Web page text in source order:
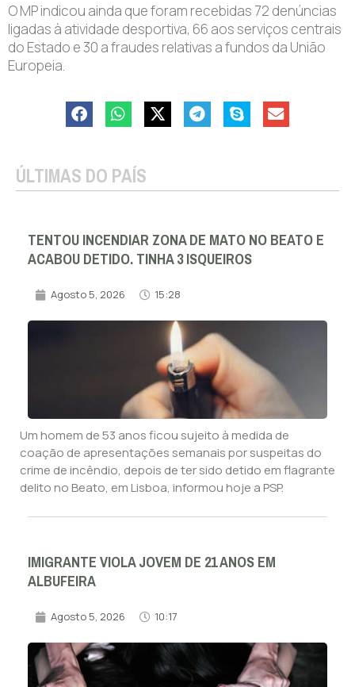
O MP indicou ainda que foram recebidas 72 denúncias
ligadas à atividade desportiva, 66 aos serviços centrais
do Estado e 30 a fraudes relativas a fundos da União
Europeia.
ÚLTIMAS DO PAÍS
TENTOU INCENDIAR ZONA DE MATO NO BEATO E
ACABOU DETIDO. TINHA 3 ISQUEIROS
Agosto 5, 2026 15:28
Um homem de 53 anos ficou sujeito à medida de
coação de apresentações semanais por suspeitas do
crime de incêndio, depois de ter sido detido em flagrante
delito no Beato, em Lisboa, informou hoje a PSP.
IMIGRANTE VIOLA JOVEM DE 21 ANOS EM
ALBUFEIRA
Agosto 5, 2026 10:17